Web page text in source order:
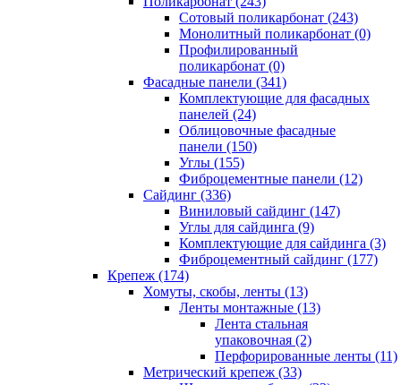
Сотовый поликарбонат (243)
Монолитный поликарбонат (0)
Профилированный
поликарбонат (0)
Фасадные панели (341)
Комплектующие для фасадных
панелей (24)
Облицовочные фасадные
панели (150)
Углы (155)
Фиброцементные панели (12)
Сайдинг (336)
Виниловый сайдинг (147)
Углы для сайдинга (9)
Комплектующие для сайдинга (3)
Фиброцементный сайдинг (177)
Крепеж (174)
Хомуты, скобы, ленты (13)
Ленты монтажные (13)
Лента стальная
упаковочная (2)
Перфорированные ленты (11)
Метрический крепеж (33)